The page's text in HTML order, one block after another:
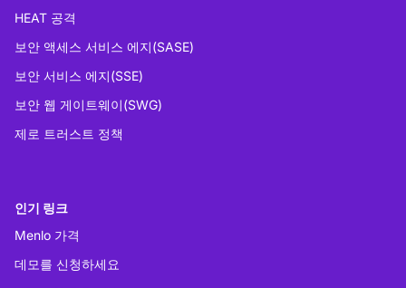
HEAT 공격
보안 액세스 서비스 에지(SASE)
보안 서비스 에지(SSE)
보안 웹 게이트웨이(SWG)
제로 트러스트 정책
인기 링크
Menlo 가격
데모를 신청하세요